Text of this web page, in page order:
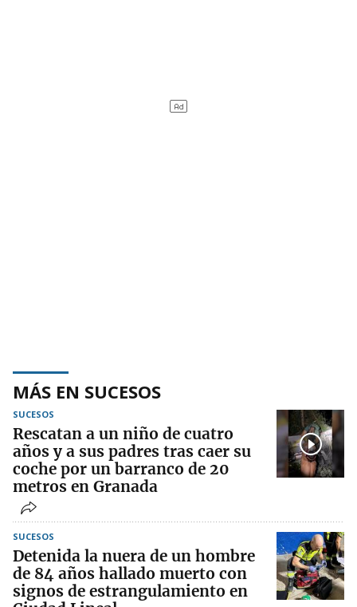
MÁS EN SUCESOS
SUCESOS
Rescatan a un niño de cuatro
años y a sus padres tras caer su
coche por un barranco de 20
metros en Granada
SUCESOS
Detenida la nuera de un hombre
de 84 años hallado muerto con
signos de estrangulamiento en